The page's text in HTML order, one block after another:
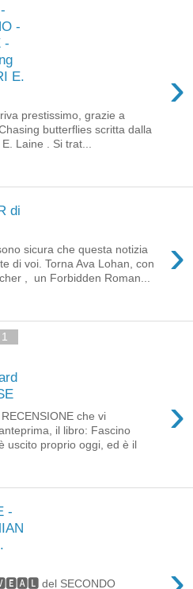
-
-
E.
›
prestissimo, grazie a
butterflies scritta dalla
Laine . Si trat...
di
›
sicura che questa notizia
di voi. Torna Ava Lohan, con
, un Forbidden Roman...
›
che vi
il libro: Fascino
uscito proprio oggi, ed è il
-
del SECONDO